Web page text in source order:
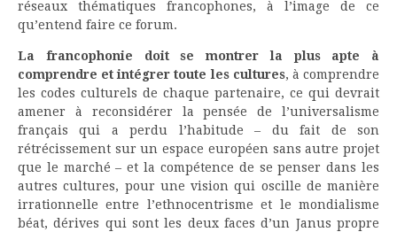
réseaux thématiques francophones, à l’image de ce
qu’entend faire ce forum.
La francophonie doit se montrer la plus apte à
comprendre et intégrer toute les cultures, à comprendre
les codes culturels de chaque partenaire, ce qui devrait
amener à reconsidérer la pensée de l’universalisme
français qui a perdu l’habitude – du fait de son
rétrécissement sur un espace européen sans autre projet
que le marché – et la compétence de se penser dans les
autres cultures, pour une vision qui oscille de manière
irrationnelle entre l’ethnocentrisme et le mondialisme
béat, dérives qui sont les deux faces d’un Janus propre